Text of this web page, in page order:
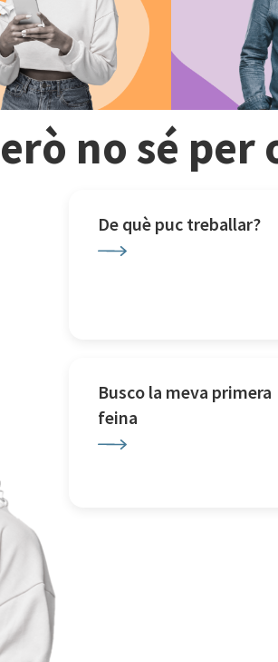
no sé per
De què puc treballar?
Busco la meva primera
feina